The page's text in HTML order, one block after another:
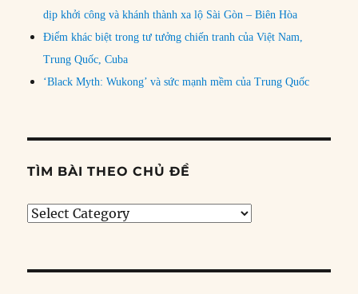
dịp khởi công và khánh thành xa lộ Sài Gòn – Biên Hòa
Điểm khác biệt trong tư tưởng chiến tranh của Việt Nam,
Trung Quốc, Cuba
‘Black Myth: Wukong’ và sức mạnh mềm của Trung Quốc
TÌM BÀI THEO CHỦ ĐỀ
Tìm